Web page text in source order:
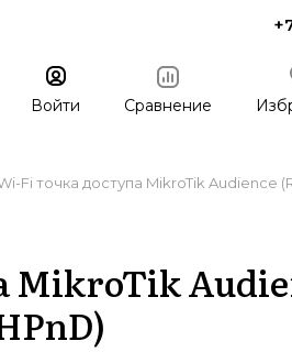
Войти Сравнение
Fi точка доступа MikroTik Audience
MikroTik